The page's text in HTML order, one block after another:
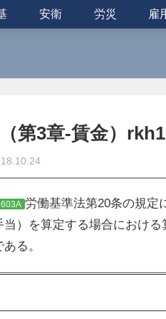
安衛 労災 雇
第3章-賃金）
労働基準法第20条の規定
当）を算定する場合におけ
る。